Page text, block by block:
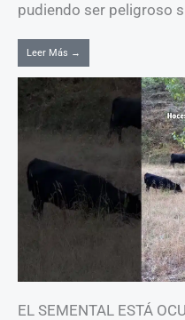
pudiendo ser peligroso
Leer Más →
EL SEMENTAL ESTÁ